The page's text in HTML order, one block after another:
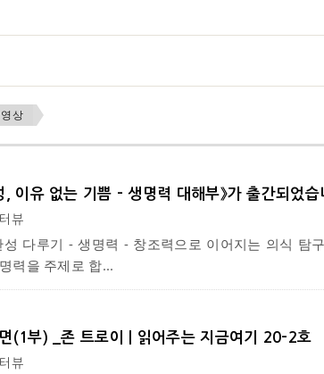
상
, 이유 없는 기쁨 - 생명력 대해부》가 출간되었습
뷰
다루기 - 생명력 - 창조력으로 이어지는 의식 탐
력을 주제로 합...
(1부) _존 트로이 | 읽어주는 지금여기 20-2호
뷰